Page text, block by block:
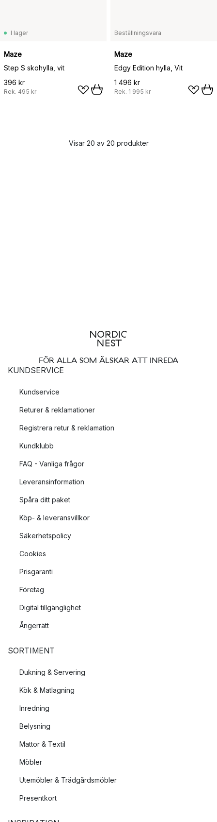
I lager
Maze
Step S skohylla, vit
396 kr
Rek. 495 kr
Beställningsvara
Maze
Edgy Edition hylla, Vit
1 496 kr
Rek. 1 995 kr
Visar 20 av 20 produkter
FÖR ALLA SOM ÄLSKAR ATT INREDA
KUNDSERVICE
Kundservice
Returer & reklamationer
Registrera retur & reklamation
Kundklubb
FAQ - Vanliga frågor
Leveransinformation
Spåra ditt paket
Köp- & leveransvillkor
Säkerhetspolicy
Cookies
Prisgaranti
Företag
Digital tillgänglighet
Ångerrätt
SORTIMENT
Dukning & Servering
Kök & Matlagning
Inredning
Belysning
Mattor & Textil
Möbler
Utemöbler & Trädgårdsmöbler
Presentkort